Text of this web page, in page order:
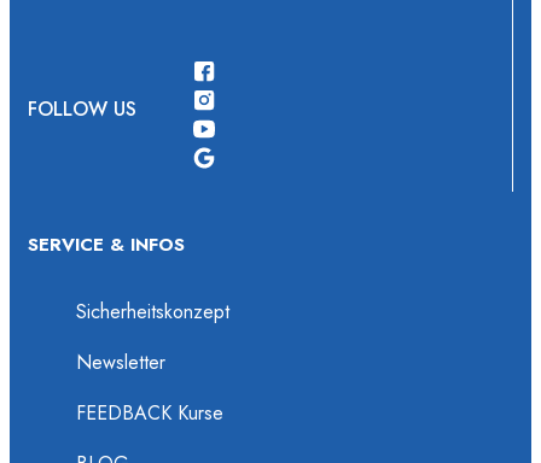
FOLLOW US
SERVICE & INFOS
Sicherheitskonzept
Newsletter
FEEDBACK Kurse